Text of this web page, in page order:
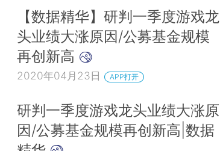
【数据精华】研判一季度游戏龙
头业绩大涨原因/公募基金规模
再创新高
2020年04月23日 APP打开
研判一季度游戏龙头业绩大涨原
因/公募基金规模再创新高|数据